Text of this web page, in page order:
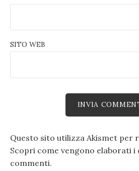
SITO WEB
Questo sito utilizza Akismet per
Scopri come vengono elaborati
commenti.